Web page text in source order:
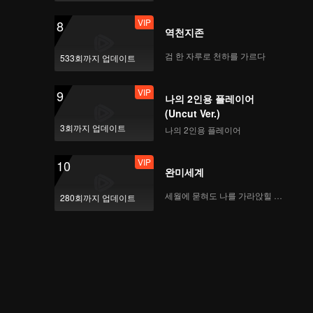
8
533회까지 업데이트
VIP
역천지존
검 한 자루로 천하를 가르다
9
3회까지 업데이트
VIP
나의 2인용 플레이어
(Uncut Ver.)
나의 2인용 플레이어
10
280회까지 업데이트
VIP
완미세계